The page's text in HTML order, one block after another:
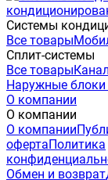
Системы
Все товары
Сплит-системы
Все товары
Наружные блоки
О компании
О компании
О компании
офертаПолитика
Обмен и возврат